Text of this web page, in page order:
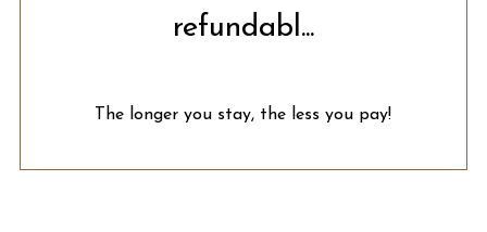
refundabl...
The longer you stay, the less you pay!